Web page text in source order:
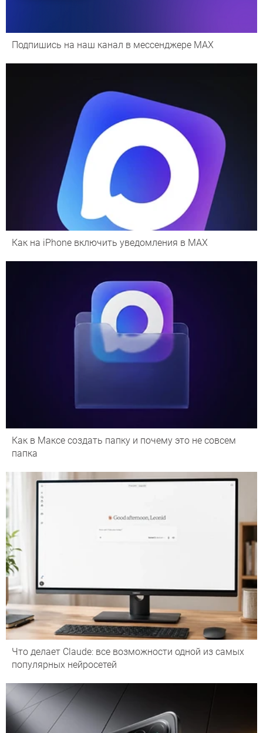
Подпишись на наш канал в мессенджере МАХ
Как на iPhone включить уведомления в MAX
Как в Максе создать папку и почему это не совсем
папка
Что делает Сlaude: все возможности одной из самых
популярных нейросетей